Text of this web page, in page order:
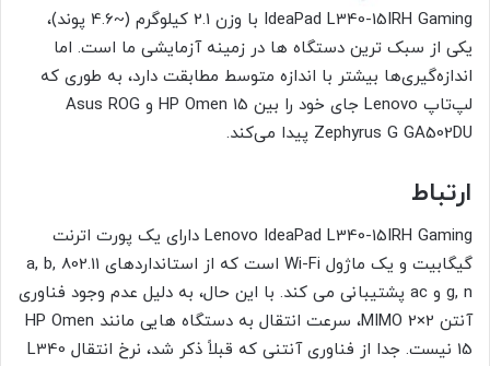
IdeaPad L340-15IRH Gaming با وزن 2.1 کیلوگرم (~4.6 پوند)،
یکی از سبک ترین دستگاه ها در زمینه آزمایشی ما است. اما
اندازه‌گیری‌ها بیشتر با اندازه متوسط مطابقت دارد، به طوری که
لپ‌تاپ Lenovo جای خود را بین HP Omen 15 و Asus ROG
Zephyrus G GA502DU پیدا می‌کند.
ارتباط
Lenovo IdeaPad L340-15IRH Gaming دارای یک پورت اترنت
گیگابیت و یک ماژول Wi-Fi است که از استانداردهای 802.11 a, b,
g, n و ac پشتیبانی می کند. با این حال، به دلیل عدم وجود فناوری
آنتن MIMO 2×2، سرعت انتقال به دستگاه هایی مانند HP Omen
15 نیست. جدا از فناوری آنتنی که قبلاً ذکر شد، نرخ انتقال L340